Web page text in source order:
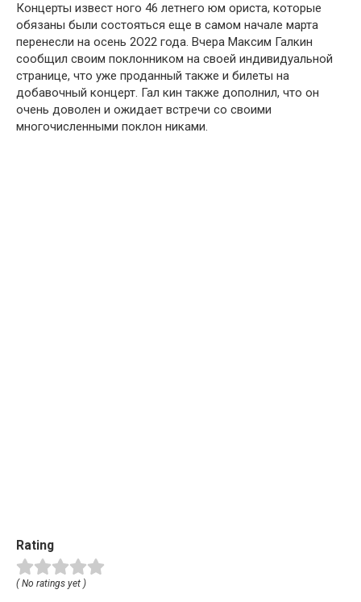
Концерты извест ного 46 летнего юм ориста, которые
обязаны были состояться еще в самом начале марта
перенесли на осень 2O22 года. Вчера Максим Галкин
сообщил своим поклонником на своей индивидуальной
странице, что уже проданный также и билеты на
добавочный концерт. Гал кин также дополнил, что он
очень доволен и ожидает встречи со своими
многочисленными поклон никами.
Rating
( No ratings yet )